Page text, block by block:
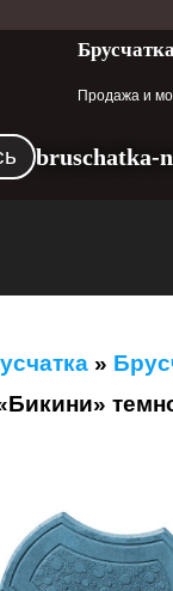
Продажа и
bruschatka-
»